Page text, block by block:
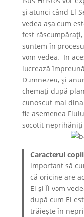
și atunci când El
vedea așa cum
fost
suntem în
vom vedea. În
lucrează
Dumnezeu, și
chemați după
cunoscut mai
fie asemenea
socotit neprihăniți
Caracterul
important să
că oricine are
El și Îl vom
după cum El
trăiește în